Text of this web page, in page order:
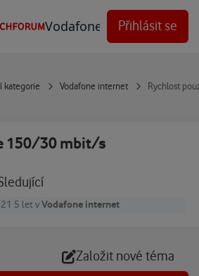
Vodafone Techforum
Přihlásit se
kategorie Vodafone internet Rychlost
150/30 mbit/s
5 let vVodafone internet
Založit nové téma